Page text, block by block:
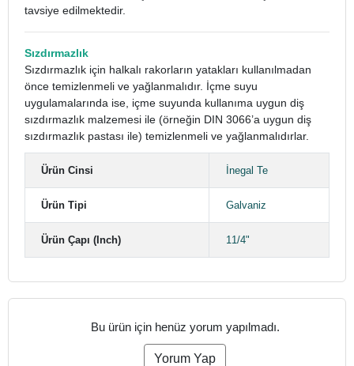
tavsiye edilmektedir.
Sızdırmazlık
Sızdırmazlık için halkalı rakorların yatakları kullanılmadan
önce temizlenmeli ve yağlanmalıdır. İçme suyu
uygulamalarında ise, içme suyunda kullanıma uygun diş
sızdırmazlık malzemesi ile (örneğin DIN 3066’a uygun diş
sızdırmazlık pastası ile) temizlenmeli ve yağlanmalıdırlar.
Ürün Cinsi İnegal Te
Ürün Tipi Galvaniz
Ürün Çapı (Inch) 11/4"
Bu ürün için henüz yorum yapılmadı.
Yorum Yap